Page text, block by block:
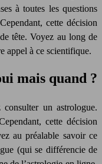
à toutes les questions
cette décision
tête. Voyez au long de
appel à ce scientifique.
mais quand ?
un astrologue.
cette décision
au préalable savoir ce
(qui se différencie de